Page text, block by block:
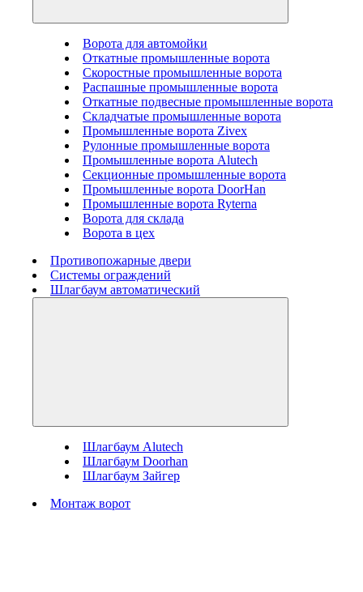
Ворота для автомойки
Откатные промышленные ворота
Скоростные промышленные ворота
Распашные промышленные ворота
Откатные подвесные промышленные ворота
Складчатые промышленные ворота
Промышленные ворота Zivex
Рулонные промышленные ворота
Промышленные ворота Alutech
Секционные промышленные ворота
Промышленные ворота DoorHan
Промышленные ворота Ryterna
Ворота для склада
Ворота в цех
Противопожарные двери
Системы ограждений
Шлагбаум автоматический
Шлагбаум Alutech
Шлагбаум Doorhan
Шлагбаум Зайгер
Монтаж ворот